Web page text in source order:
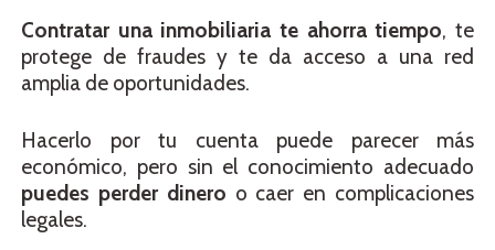
Contratar una inmobiliaria te ahorra tiempo, te
protege de fraudes y te da acceso a una red
amplia de oportunidades.
Hacerlo por tu cuenta puede parecer más
económico, pero sin el conocimiento adecuado
puedes perder dinero o caer en complicaciones
legales.